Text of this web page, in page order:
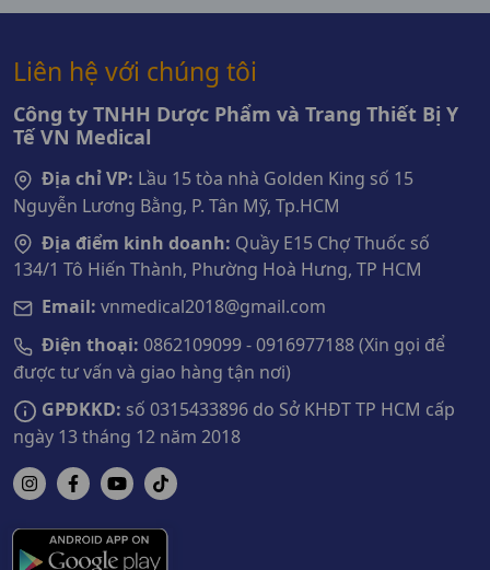
Liên hệ với chúng tôi
Công ty TNHH Dược Phẩm và Trang Thiết Bị Y
Tế VN Medical
Địa chỉ VP: Lầu 15 tòa nhà Golden King số 15
Nguyễn Lương Bằng, P. Tân Mỹ, Tp.HCM
Địa điểm kinh doanh: Quầy E15 Chợ Thuốc số
134/1 Tô Hiến Thành, Phường Hoà Hưng, TP HCM
Email: vnmedical2018@gmail.com
Điện thoại: 0862109099 - 0916977188 (Xin gọi để
được tư vấn và giao hàng tận nơi)
GPĐKKD: số 0315433896 do Sở KHĐT TP HCM cấp
ngày 13 tháng 12 năm 2018